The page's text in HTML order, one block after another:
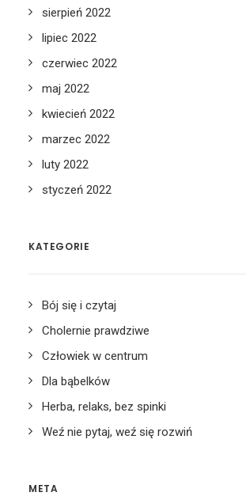
sierpień 2022
lipiec 2022
czerwiec 2022
maj 2022
kwiecień 2022
marzec 2022
luty 2022
styczeń 2022
KATEGORIE
Bój się i czytaj
Cholernie prawdziwe
Człowiek w centrum
Dla bąbelków
Herba, relaks, bez spinki
Weź nie pytaj, weź się rozwiń
META